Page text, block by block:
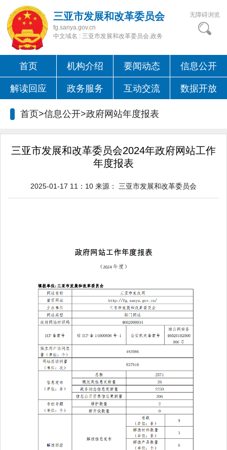
三亚市发展和改革委员会
fg.sanya.gov.cn
中文域名 : 三亚市发展和改革委员会.政务
无障碍浏览
首页 机构介绍 要闻动态 信息公开
解读回应 政务服务 互动交流 数据开放
首页>信息公开>政府网站年度报表
三亚市发展和改革委员会2024年政府网站工作
年度报表
2025-01-17 11：10 来源： 三亚市发展和改革委员会